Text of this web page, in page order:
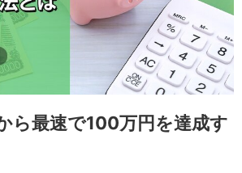
ら最速で100万円を達成す